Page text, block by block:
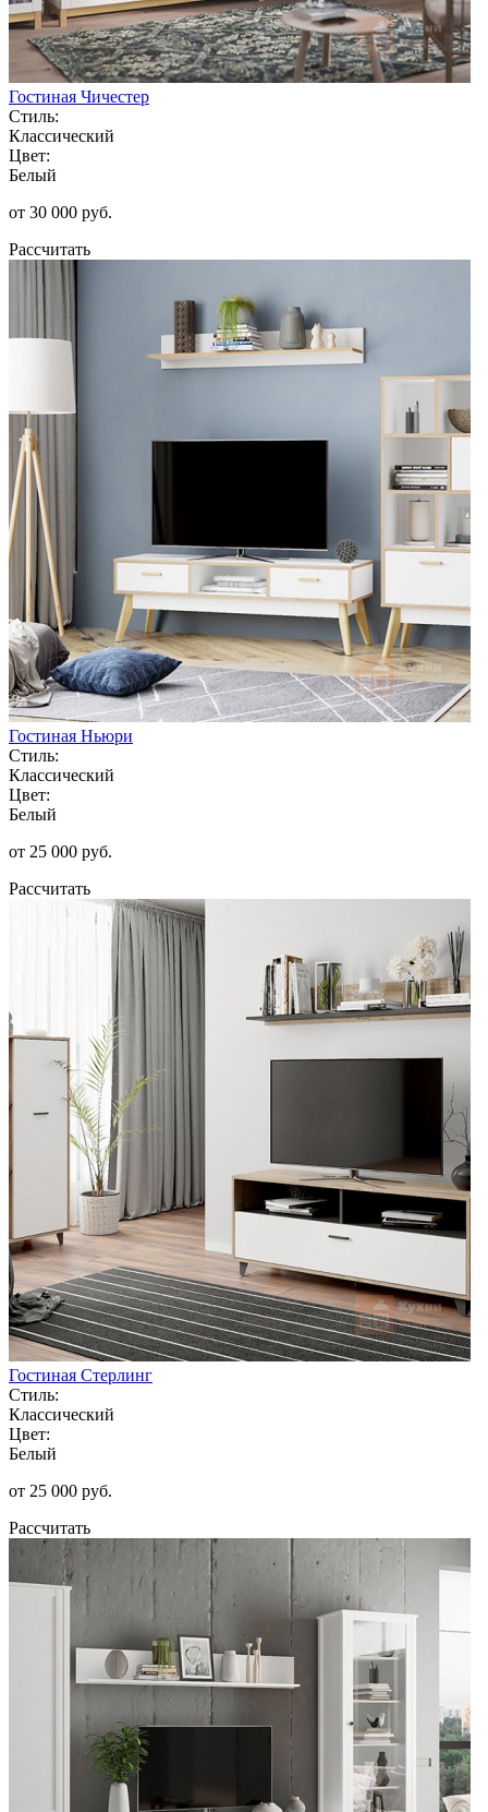
Гостиная Чичестер
Стиль:
Классический
Цвет:
Белый
от 30 000 руб.
Рассчитать
Гостиная Ньюри
Стиль:
Классический
Цвет:
Белый
от 25 000 руб.
Рассчитать
Гостиная Стерлинг
Стиль:
Классический
Цвет:
Белый
от 25 000 руб.
Рассчитать